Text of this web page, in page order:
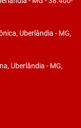
Uberlândia - MG,
Uberlândia - MG,